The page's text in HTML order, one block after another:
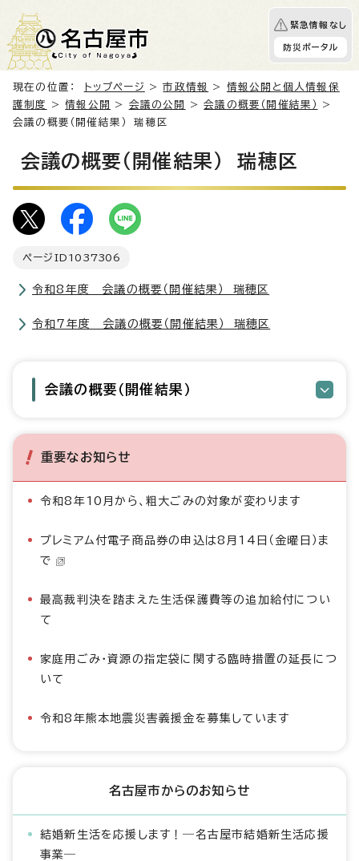
緊急情報なし
防災ポータル
現在の位置： トップページ >市政情報 > 情報公開と個人情報保
護制度
>情報公開 > 会議の公開 >会議の概要（開催結果）
>
会議の概要（開催結果） 瑞穂区
会議の概要（開催結果） 瑞穂区
ページID 1037306
令和8年度 会議の概要（開催結果） 瑞穂区
令和7年度 会議の概要（開催結果） 瑞穂区
会議の概要（開催結果）
重要なお知らせ
令和8年10月から、粗大ごみの対象が変わります
プレミアム付電子商品券の申込は8月14日（金曜日）ま
で
最高裁判決を踏まえた生活保護費等の追加給付につい
て
家庭用ごみ・資源の指定袋に関する臨時措置の延長につ
いて
令和8年熊本地震災害義援金を募集しています
名古屋市からのお知らせ
結婚新生活を応援します！―名古屋市結婚新生活応援
事業―